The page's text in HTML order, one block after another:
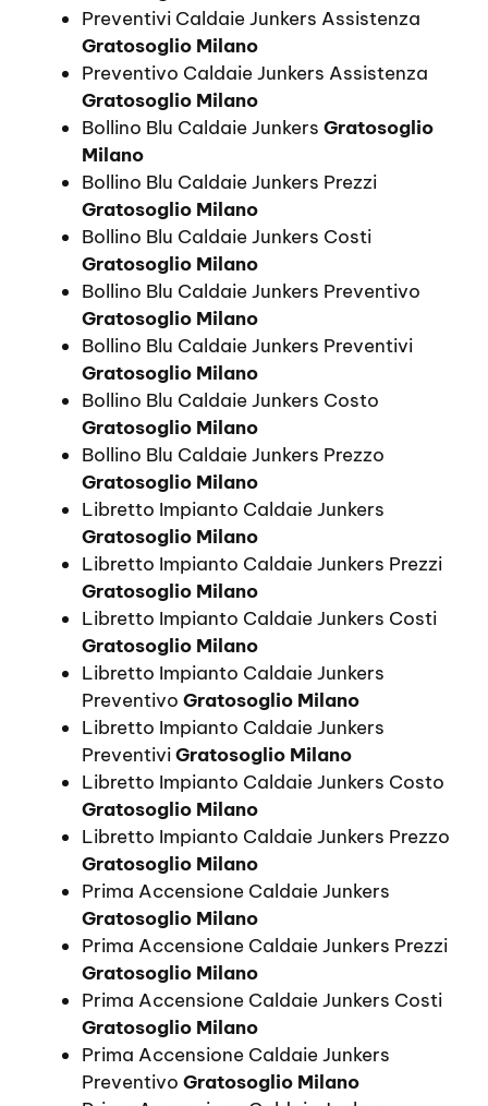
Preventivi Caldaie Junkers Assistenza
Gratosoglio Milano
Preventivo Caldaie Junkers Assistenza
Gratosoglio Milano
Bollino Blu Caldaie Junkers Gratosoglio
Milano
Bollino Blu Caldaie Junkers Prezzi
Gratosoglio Milano
Bollino Blu Caldaie Junkers Costi
Gratosoglio Milano
Bollino Blu Caldaie Junkers Preventivo
Gratosoglio Milano
Bollino Blu Caldaie Junkers Preventivi
Gratosoglio Milano
Bollino Blu Caldaie Junkers Costo
Gratosoglio Milano
Bollino Blu Caldaie Junkers Prezzo
Gratosoglio Milano
Libretto Impianto Caldaie Junkers
Gratosoglio Milano
Libretto Impianto Caldaie Junkers Prezzi
Gratosoglio Milano
Libretto Impianto Caldaie Junkers Costi
Gratosoglio Milano
Libretto Impianto Caldaie Junkers
Preventivo Gratosoglio Milano
Libretto Impianto Caldaie Junkers
PreventiviGratosoglio Milano
Libretto Impianto Caldaie Junkers Costo
Gratosoglio Milano
Libretto Impianto Caldaie Junkers Prezzo
Gratosoglio Milano
Prima Accensione Caldaie Junkers
Gratosoglio Milano
Prima Accensione Caldaie Junkers Prezzi
Gratosoglio Milano
Prima Accensione Caldaie Junkers Costi
Gratosoglio Milano
Prima Accensione Caldaie Junkers
Preventivo Gratosoglio Milano